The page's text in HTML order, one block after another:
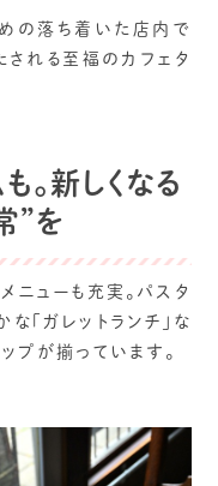
の落ち着いた店内で
される至福のカフェタ
。新しくなる
”を
ニューも充実。パスタ
「ガレットランチ」な
プが揃っています。